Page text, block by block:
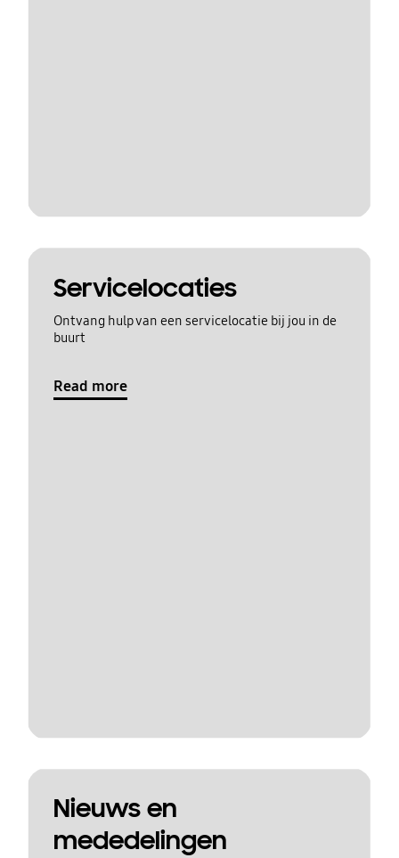
Servicelocaties
Ontvang hulp van een servicelocatie bij jou in de
buurt
Read more
Nieuws en
mededelingen